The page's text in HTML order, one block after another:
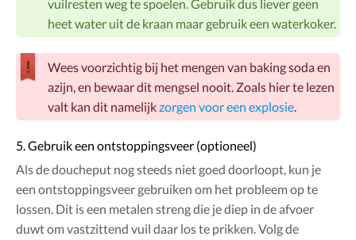
vuilresten weg te spoelen. Gebruik dus liever geen
heet water uit de kraan maar gebruik een waterkoker.
Wees voorzichtig bij het mengen van baking soda en
azijn, en bewaar dit mengsel nooit. Zoals hier te lezen
valt kan dit namelijkzorgen voor een explosie.
5. Gebruik een ontstoppingsveer (optioneel)
Als de doucheput nog steeds niet goed doorloopt, kun je
een ontstoppingsveer gebruiken om het probleem op te
lossen. Dit is een metalen streng die je diep in de afvoer
duwt om vastzittend vuil daar los te prikken. Volg de